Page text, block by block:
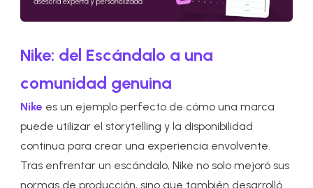
Nike: del Escándalo a una
comunidad genuina
Nike es un ejemplo perfecto de cómo una marca
puede utilizar el storytelling y la disponibilidad
continua para crear una experiencia envolvente.
Tras enfrentar un escándalo, Nike no solo mejoró sus
normas de producción, sino que también desarrolló